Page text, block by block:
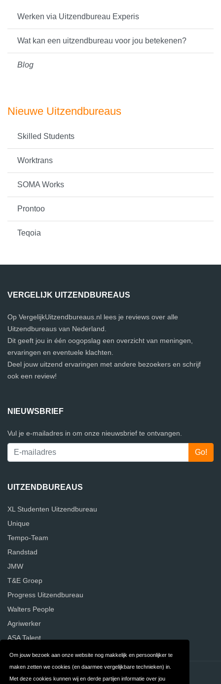
Om jouw bezoek aan onze website nog makkelijk en persoonlijker te
maken zetten we cookies (en daarmee vergelijkbare technieken) in.
Met deze cookies kunnen wij en derde partijen informatie over jou
Werken via Uitzendbureau Experis
Wat kan een uitzendbureau voor jou betekenen?
Blog
Nieuwe Uitzendbureaus
Skilled Students
Worktrans
SOMA Works
Prontoo
Teqoia
VERGELIJK UITZENDBUREAUS
Op VergelijkUitzendbureaus.nl lees je reviews over alle
Uitzendbureaus van Nederland.
Dit geeft jou in één oogopslag een overzicht van meningen,
ervaringen en eventuele klachten.
Deel jouw uitzend ervaringen met andere bezoekers en schrijf
ook een review!
NIEUWSBRIEF
Vul je e-mailadres in om onze nieuwsbrief te ontvangen.
UITZENDBUREAUS
XL Studenten Uitzendbureau
Unique
Tempo-Team
Randstad
JMW
T&E Groep
Progress Uitzendbureau
Walters People
Agriwerker
ASA Talent
Contact Privacy